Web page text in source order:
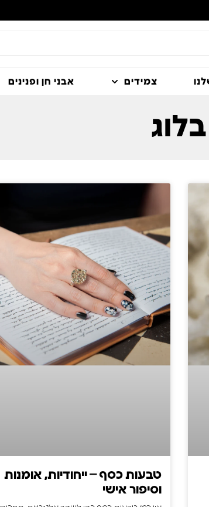
צמידים אבני חן ופנינים
בלוג
טבעות כסף – ייחודיות, אומנות
וסיפור אישי